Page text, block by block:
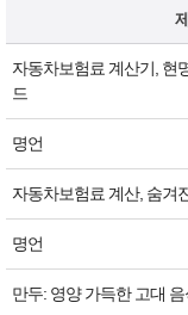
자동차보험료 계산기, 현
드
명언
자동차보험료 계산, 숨겨
명언
만두: 영양 가득한 고대